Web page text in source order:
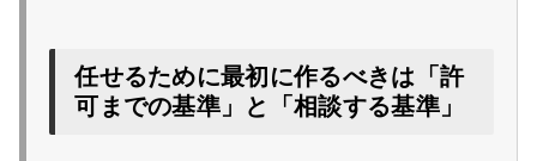
任せるために最初に作るべきは「許
可までの基準」と「相談する基準」